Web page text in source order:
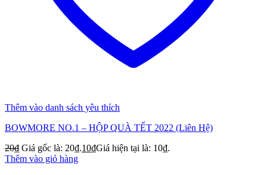
Thêm vào danh sách yêu thích
BOWMORE NO.1 – HỘP QUÀ TẾT 2022 (Liên Hệ)
20₫ Giá gốc là: 20₫.10₫Giá hiện tại là: 10₫.
Thêm vào giỏ hàng